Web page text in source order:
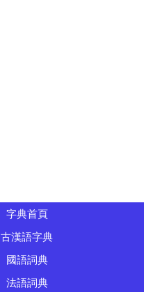
字典首頁
古漢語字典
國語詞典
法語詞典